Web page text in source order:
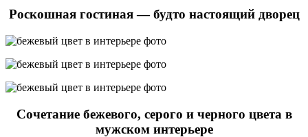
Роскошная гостиная — будто настоящий дворец
Сочетание бежевого, серого и черного цвета в
мужском интерьере